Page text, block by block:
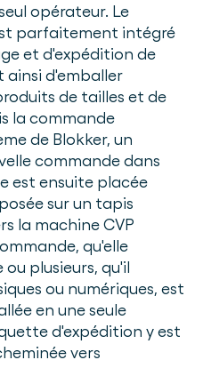
opérateur. Le
parfaitement intégré
et d'expédition de
ainsi d'emballer
de tailles et de
la commande
de Blokker, un
commande dans
est ensuite placée
sur un tapis
la machine CVP
qu'elle
plusieurs, qu'il
ou numériques, est
en une seule
d'expédition y est
vers